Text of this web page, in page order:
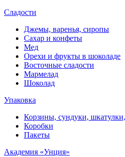
Сладости
Джемы, варенья, сиропы
Сахар и конфеты
Мед
Орехи и фрукты в шоколаде
Восточные сладости
Мармелад
Шоколад
Упаковка
Корзины, сундуки,
Коробки
Пакеты
Академия «Унция»